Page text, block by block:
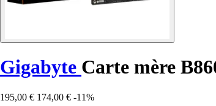
Gigabyte Carte mère
195,00 € 174,00 € -11%